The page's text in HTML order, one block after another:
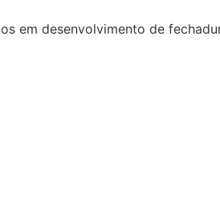
em desenvolvimento de